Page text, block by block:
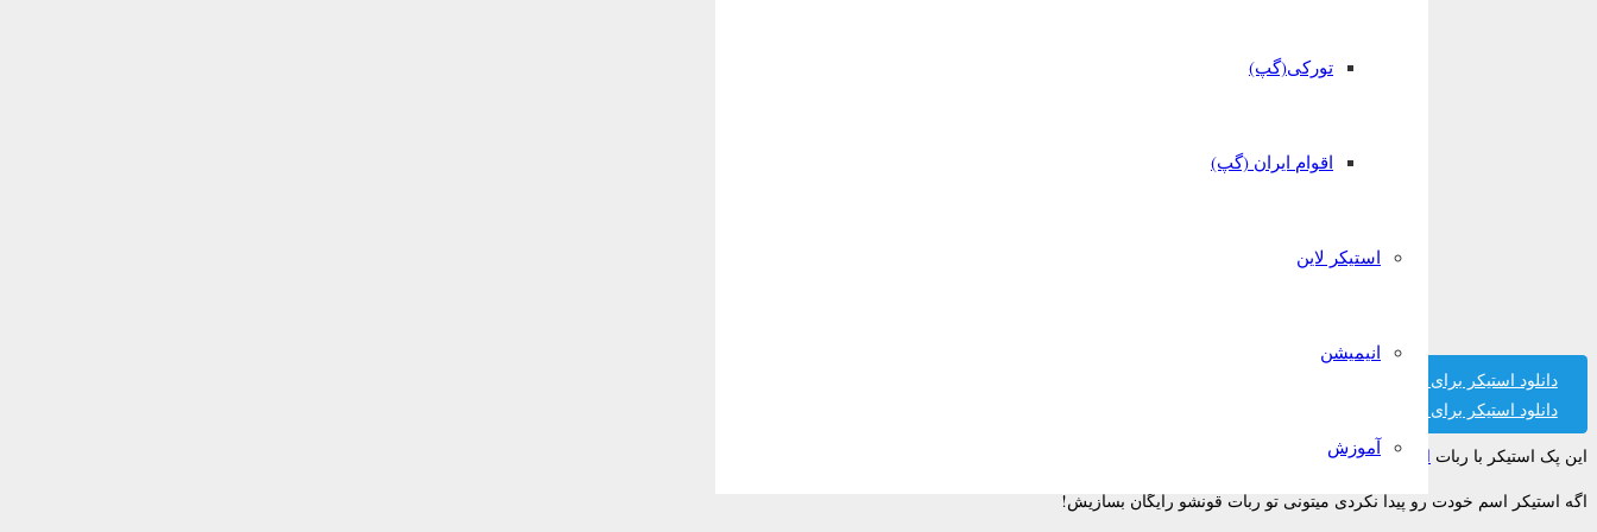
تورکی(گپ)
اقوام ایران (گپ)
استیکر لاین
انیمیشن
آموزش
دانلود استیکر برای تلگرام
دانلود استیکر برای واتساپ
این پک استیکر با ربات استیکر ساز قونشو
اگه استیکر اسم خودت رو پیدا نکردی میتونی تو ربات قونشو رایگان بسازیش!